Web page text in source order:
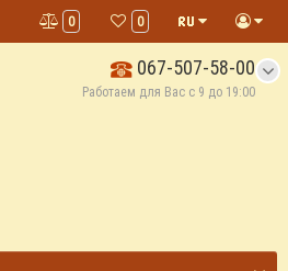
0
0
067-507-58-00
Работаем для Вас с 9 до 19:00